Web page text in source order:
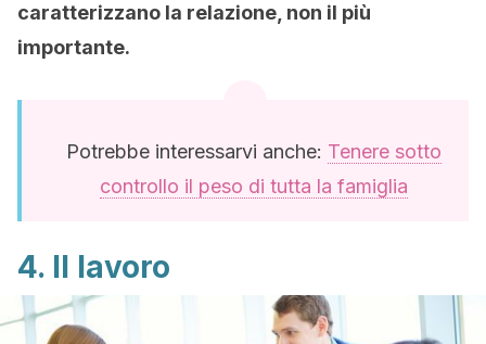
caratterizzano la relazione, non il più
importante.
Potrebbe interessarvi anche: Tenere sotto
controllo il peso di tutta la famiglia
4. Il lavoro